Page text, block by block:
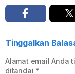
Tinggalkan
Alamat email Anda
ditandai *